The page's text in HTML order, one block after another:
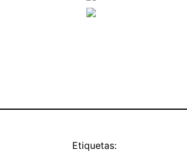
Etiquetas: